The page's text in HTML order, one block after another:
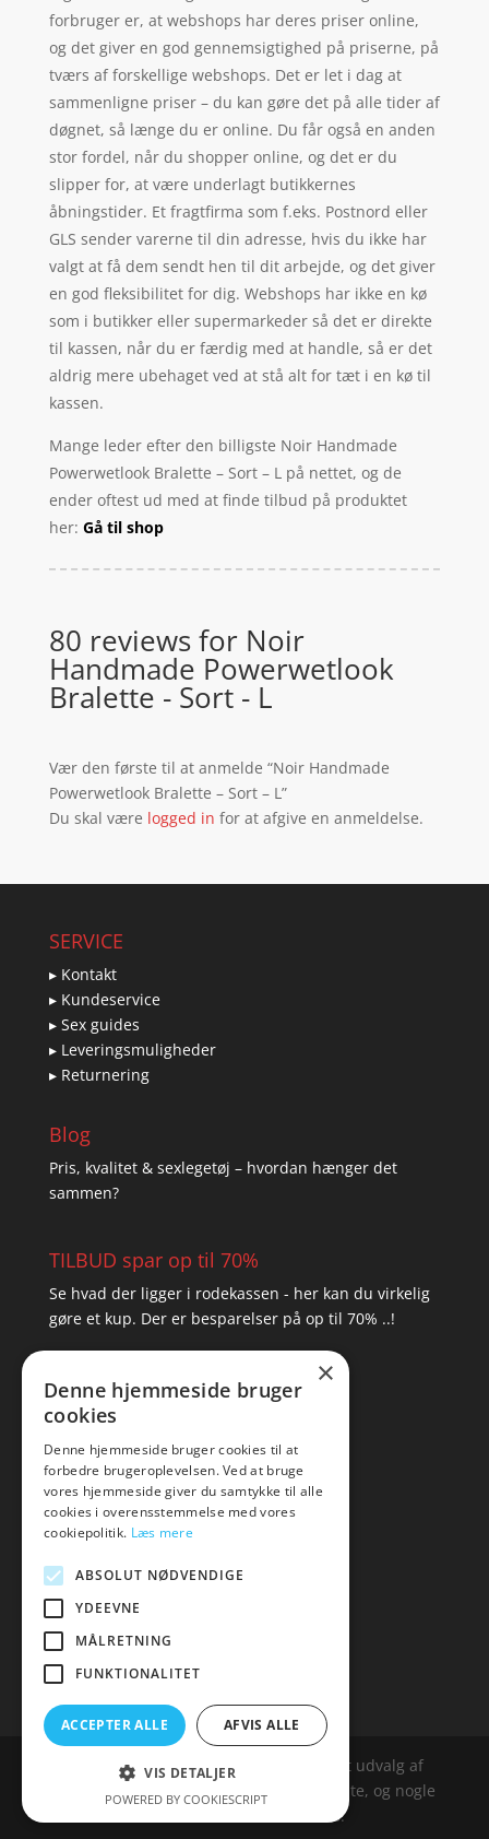
forbruger er, at webshops har deres priser online,
og det giver en god gennemsigtighed på priserne, på
tværs af forskellige webshops. Det er let i dag at
sammenligne priser – du kan gøre det på alle tider af
døgnet, så længe du er online. Du får også en anden
stor fordel, når du shopper online, og det er du
slipper for, at være underlagt butikkernes
åbningstider. Et fragtfirma som f.eks. Postnord eller
GLS sender varerne til din adresse, hvis du ikke har
valgt at få dem sendt hen til dit arbejde, og det giver
en god fleksibilitet for dig. Webshops har ikke en kø
som i butikker eller supermarkeder så det er direkte
til kassen, når du er færdig med at handle, så er det
aldrig mere ubehaget ved at stå alt for tæt i en kø til
kassen.
Mange leder efter den billigste Noir Handmade
Powerwetlook Bralette – Sort – L på nettet, og de
ender oftest ud med at finde tilbud på produktet
her: Gå til shop
80 reviews for Noir
Handmade Powerwetlook
Bralette - Sort - L
Vær den første til at anmelde “Noir Handmade
Powerwetlook Bralette – Sort – L”
Du skal være logged in for at afgive en anmeldelse.
SERVICE
▸ Kontakt
▸ Kundeservice
▸ Sex guides
▸ Leveringsmuligheder
▸ Returnering
Blog
Pris, kvalitet & sexlegetøj – hvordan hænger det
sammen?
TILBUD spar op til 70%
Se hvad der ligger i rodekassen - her kan du virkelig
gøre et kup. Der er besparelser på op til 70% ..!
Tlf: 7876 8672
Mail: hej@amare.dk
Amare.dk er siden, der samler et bredt udvalg af
spændende varer. Siden er et affailiatesite, og nogle
links kan være affialitelinks.
×
Denne hjemmeside bruger
cookies
Denne hjemmeside bruger cookies til at
forbedre brugeroplevelsen. Ved at bruge
vores hjemmeside giver du samtykke til alle
cookies i overensstemmelse med vores
cookiepolitik. Læs mere
ABSOLUT NØDVENDIGE
YDEEVNE
MÅLRETNING
FUNKTIONALITET
ACCEPTER ALLE AFVIS ALLE
VIS DETALJER
POWERED BY COOKIESCRIPT